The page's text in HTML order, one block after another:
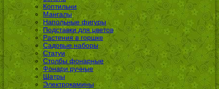
Коптильни
Мангалы
Напольные фигуры
Подставки для цветов
Растения в горшке
Садовые наборы
Статуи
Столбы фонарные
Фонари ручные
Шатры
Электрокамины